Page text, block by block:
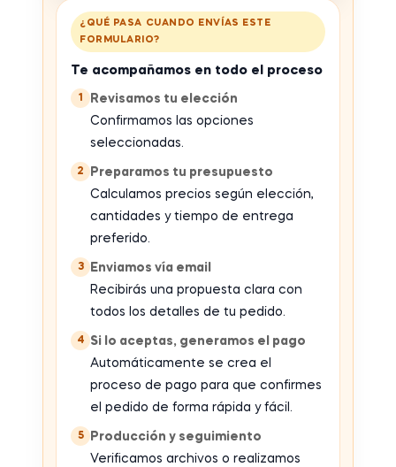
¿QUÉ PASA CUANDO ENVÍAS ESTE
FORMULARIO?
Te acompañamos en todo el proceso
1
Revisamos tu elección
Confirmamos las opciones
seleccionadas.
2
Preparamos tu presupuesto
Calculamos precios según elección,
cantidades y tiempo de entrega
preferido.
3
Enviamos vía email
Recibirás una propuesta clara con
todos los detalles de tu pedido.
4
Si lo aceptas, generamos el pago
Automáticamente se crea el
proceso de pago para que confirmes
el pedido de forma rápida y fácil.
5
Producción y seguimiento
Verificamos archivos o realizamos